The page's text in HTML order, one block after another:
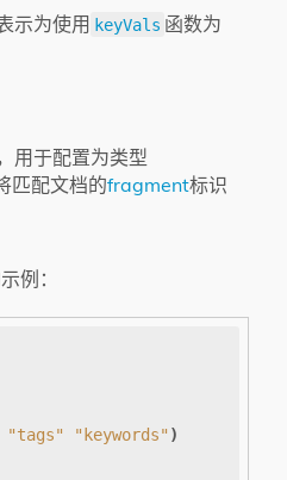
示为使用 keyVals 函数为
用于配置为类型
匹配文档的fragment标识
例：
"tags" "keywords" )